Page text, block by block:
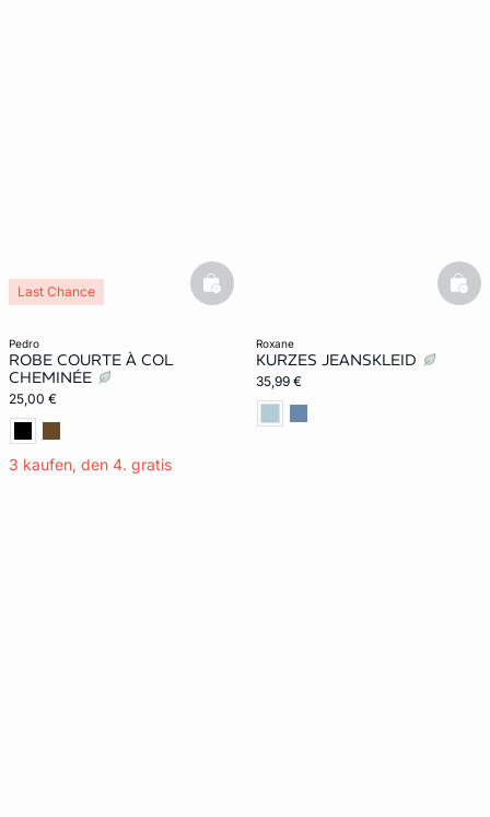
pedro
ROBE COURTE À COL
CHEMINÉE
25,00 €
3 kaufen, den 4. gratis
Last Chance basketfull
roxane
KURZES JEANSKLEID
35,99 €